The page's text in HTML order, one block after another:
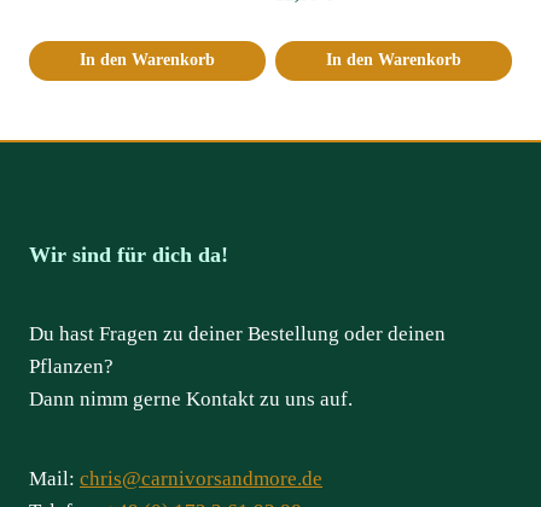
In den Warenkorb In den Warenkorb
Wir sind für dich da!
Du hast Fragen zu deiner Bestellung oder deinen
Pflanzen?
Dann nimm gerne Kontakt zu uns auf.
Mail: chris@carnivorsandmore.de